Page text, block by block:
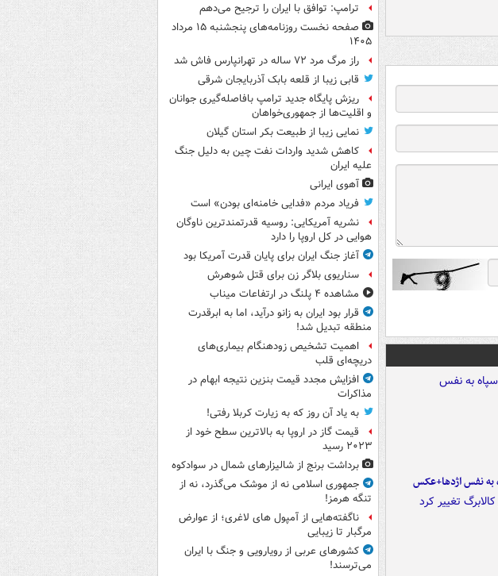
به نفس اژدها+عکس
ترامپ: توافق با ایران را ترجیح می‌دهم
صفحه نخست روزنامه‌های پنجشنبه ۱۵ مرداد
۱۴۰۵
راز مرگ مرد ۷۲ ساله در تهرانپارس فاش شد
قابی زیبا از قلعه بابک آذربایجان شرقی
ریزش پایگاه جدید ترامپ بافاصله‌گیری جوانان
و اقلیت‌ها از جمهوری‌خواهان
نمایی زیبا از طبیعت بکر استان گیلان
کاهش شدید واردات نفت چین به دلیل جنگ
علیه ایران
آهوی ایرانی
فریاد مردم «فدایی خامنه‌ای بودن» است
نشریه آمریکایی: روسیه قدرتمندترین ناوگان
هوایی در کل اروپا را دارد
آغاز جنگ ایران برای پایان قدرت آمریکا بود
سناریوی بلاگر زن برای قتل شوهرش
مشاهده ۴ پلنگ در ارتفاعات میناب
قرار بود ایران به زانو درآید، اما به ابرقدرت
منطقه تبدیل شد!
اهمیت تشخیص زودهنگام بیماری‌های
دریچه‌ای قلب
افزایش مجدد قیمت بنزین نتیجه ابهام در
مذاکرات
به یاد آن روز که به زیارت کربلا رفتی!
قیمت گاز در اروپا به بالاترین سطح خود از
۲۰۲۳ رسید
برداشت برنج از شالیزارهای شمال در سوادکوه
جمهوری اسلامی نه از موشک می‌گذرد، نه از
تنگه هرمز!
ناگفته‌هایی از آمپول های لاغری؛ از عوارض
مرگبار تا زیبایی
کشورهای عربی از رویارویی و جنگ با ایران
می‌ترسند!